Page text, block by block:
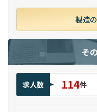
製造
そ
求人数 114件